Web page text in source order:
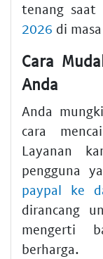
tenang saat
2026 di
Cara
Anda
Anda
cara
Layanan
pengguna
paypal ke
dirancang
mengerti
berharga.